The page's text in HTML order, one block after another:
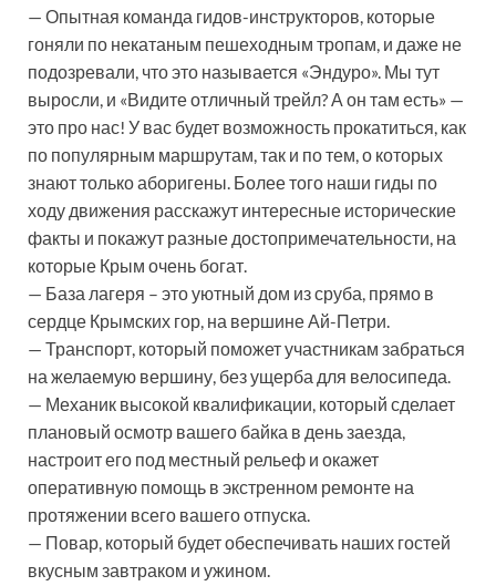
— Опытная команда гидов-инструкторов, которые
гоняли по некатаным пешеходным тропам, и даже не
подозревали, что это называется «Эндуро». Мы тут
выросли, и «Видите отличный трейл? А он там есть» —
это про нас! У вас будет возможность прокатиться, как
по популярным маршрутам, так и по тем, о которых
знают только аборигены. Более того наши гиды по
ходу движения расскажут интересные исторические
факты и покажут разные достопримечательности, на
которые Крым очень богат.
— База лагеря – это уютный дом из сруба, прямо в
сердце Крымских гор, на вершине Ай-Петри.
— Транспорт, который поможет участникам забраться
на желаемую вершину, без ущерба для велосипеда.
— Механик высокой квалификации, который сделает
плановый осмотр вашего байка в день заезда,
настроит его под местный рельеф и окажет
оперативную помощь в экстренном ремонте на
протяжении всего вашего отпуска.
— Повар, который будет обеспечивать наших гостей
вкусным завтраком и ужином.